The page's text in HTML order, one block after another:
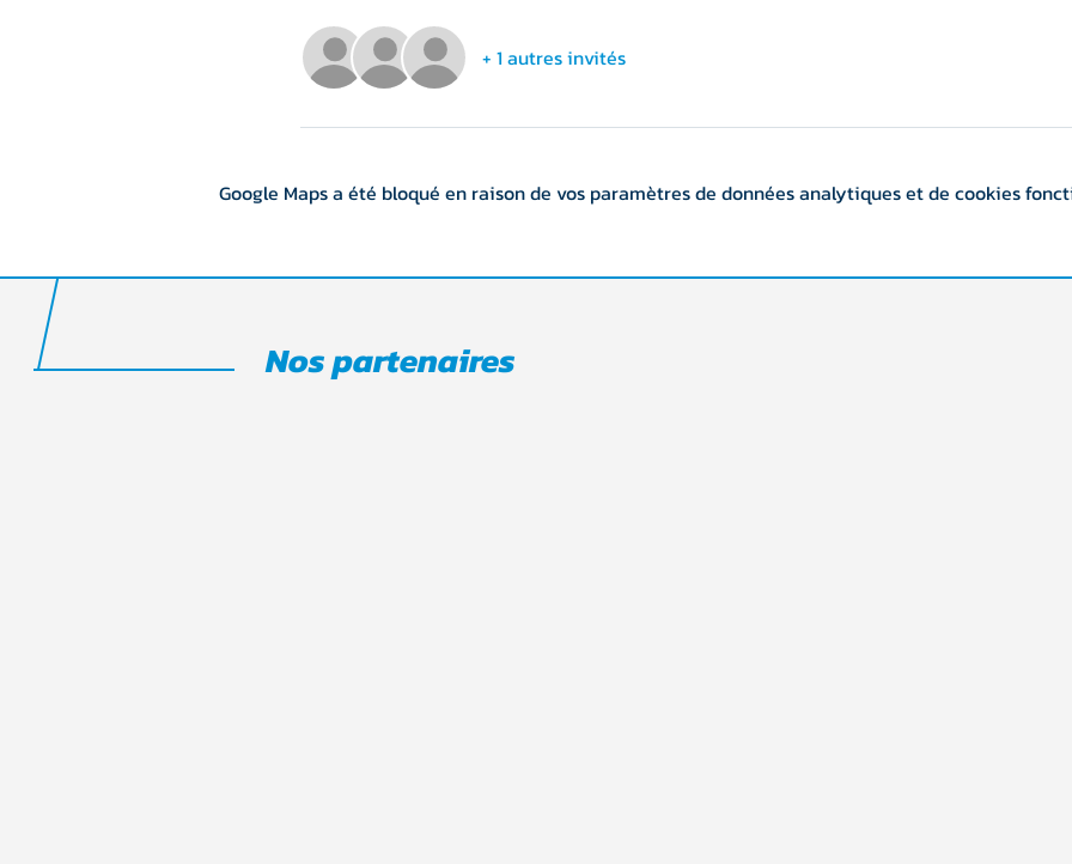
+ 1 autres invités
Google Maps a été bloqué en raison de vos paramètres de données analytiques et de cookies
Nos partenaires